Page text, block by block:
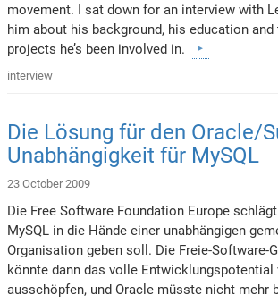
movement. I sat down for an interview with
him about his background, his education and
projects he’s been involved in.
interview
Die Lösung für den Oracle/
Unabhängigkeit für MySQL
23 October 2009
Die Free Software Foundation Europe
MySQL in die Hände einer unabhängigen
Organisation geben soll. Die Freie-Software-
könnte dann das volle Entwicklungspotential
ausschöpfen, und Oracle müsste nicht mehr